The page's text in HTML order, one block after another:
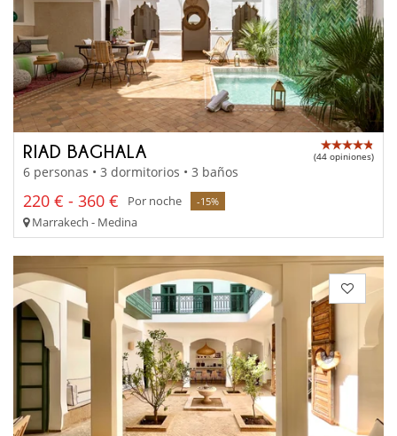
RIAD BAGHALA (44 opiniones)
6 personas • 3 dormitorios • 3 baños
220 € - 360 € Por noche -15%
Marrakech - Medina